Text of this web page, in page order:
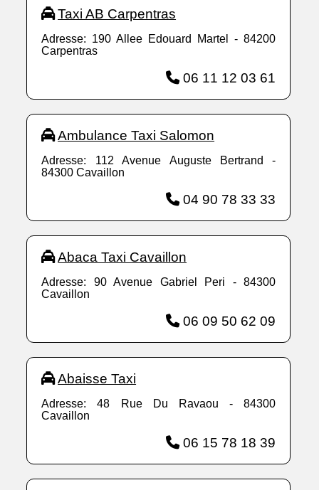
Taxi AB Carpentras
Adresse: 190 Allee Edouard Martel - 84200
Carpentras
06 11 12 03 61
Ambulance Taxi Salomon
Adresse: 112 Avenue Auguste Bertrand -
84300 Cavaillon
04 90 78 33 33
Abaca Taxi Cavaillon
Adresse: 90 Avenue Gabriel Peri - 84300
Cavaillon
06 09 50 62 09
Abaisse Taxi
Adresse: 48 Rue Du Ravaou - 84300
Cavaillon
06 15 78 18 39